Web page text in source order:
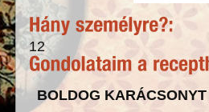
12
BOLDOG